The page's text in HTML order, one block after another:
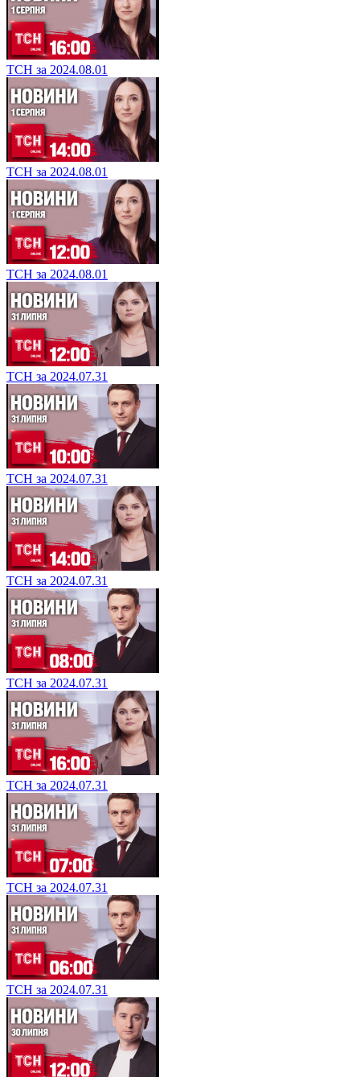
ТСН за 2024.08.01
ТСН за 2024.08.01
ТСН за 2024.08.01
ТСН за 2024.07.31
ТСН за 2024.07.31
ТСН за 2024.07.31
ТСН за 2024.07.31
ТСН за 2024.07.31
ТСН за 2024.07.31
ТСН за 2024.07.31